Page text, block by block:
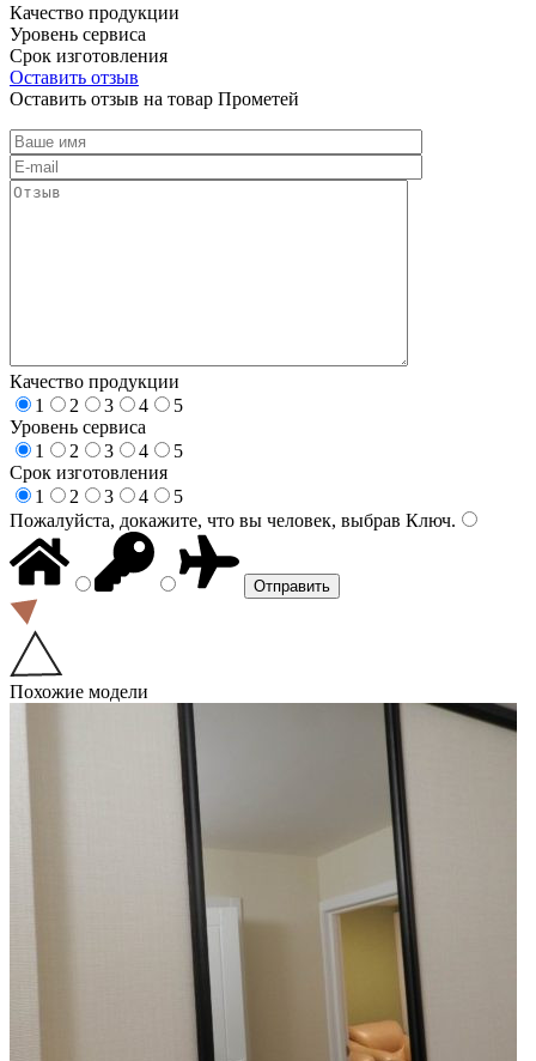
Качество продукции
Уровень сервиса
Срок изготовления
Оставить отзыв
Оставить отзыв на товар Прометей
Качество продукции
1
2 3 4
5
Уровень сервиса
1
2 3 4
5
Срок изготовления
1
2 3 4
5
Пожалуйста, докажите, что вы человек, выбрав Ключ.
Похожие модели